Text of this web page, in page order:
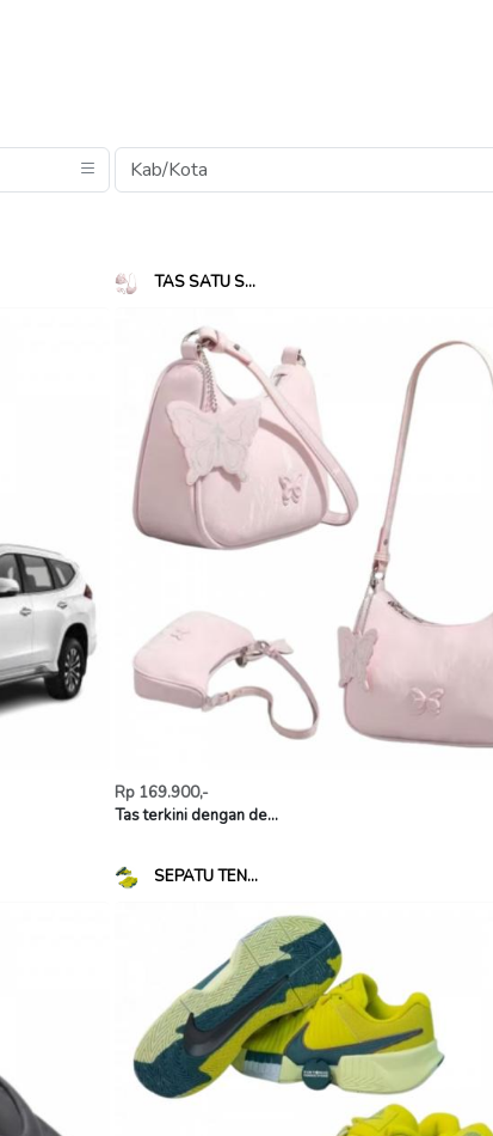
TAS SATU S...
Rp 169.900,-
Tas terkini dengan de...
SEPATU TEN...